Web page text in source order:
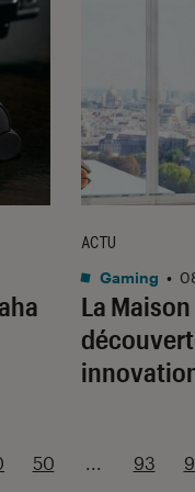
La
ACTU
Gaming •
50 ... 93